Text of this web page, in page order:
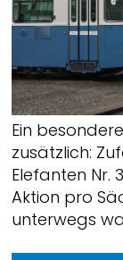
Ein
zusätzlich:
Elefanten Nr.
Aktion pro
unterwegs